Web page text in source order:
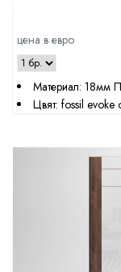
цена в евро
Материал: 18мм
Цвят: fossil